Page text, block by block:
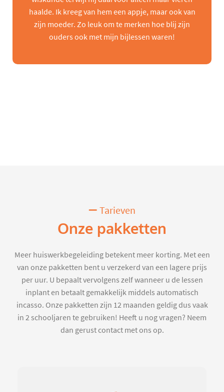
haalde. Ik kreeg van hem een appje, maar ook van
zijn moeder. Zo leuk om te merken hoe blij zijn
ouders ook met mijn bijlessen waren!
Tarieven
Onze pakketten
Meer huiswerkbegeleiding betekent meer korting. Met een
van onze pakketten bent u verzekerd van een lagere prijs
per uur. U bepaalt vervolgens zelf wanneer u de lessen
inplant en betaalt gemakkelijk middels automatisch
incasso. Onze pakketten zijn 12 maanden geldig dus vaak
in 2 schooljaren te gebruiken! Heeft u nog vragen? Neem
dan gerust contact met ons op.